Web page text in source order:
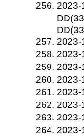
2023-
2023-
2023-
2023-
2023-
2023-
2023-
2023-
2023-